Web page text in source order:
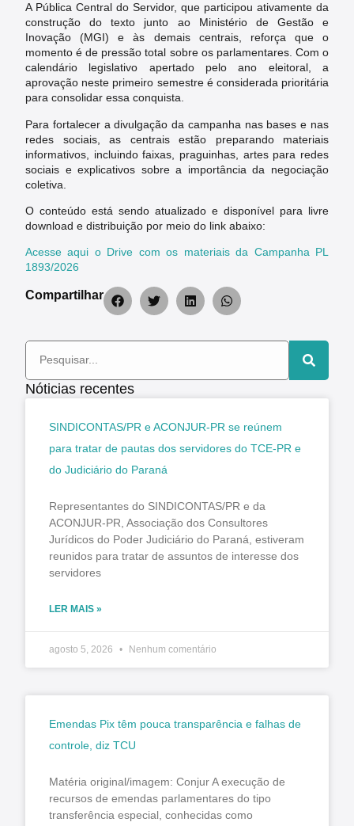
A Pública Central do Servidor, que participou ativamente da
construção do texto junto ao Ministério de Gestão e
Inovação (MGI) e às demais centrais, reforça que o
momento é de pressão total sobre os parlamentares. Com o
calendário legislativo apertado pelo ano eleitoral, a
aprovação neste primeiro semestre é considerada prioritária
para consolidar essa conquista.
Para fortalecer a divulgação da campanha nas bases e nas
redes sociais, as centrais estão preparando materiais
informativos, incluindo faixas, praguinhas, artes para redes
sociais e explicativos sobre a importância da negociação
coletiva.
O conteúdo está sendo atualizado e disponível para livre
download e distribuição por meio do link abaixo:
Acesse aqui o Drive com os materiais da Campanha PL
1893/2026
Compartilhar
Nóticias recentes
SINDICONTAS/PR e ACONJUR-PR se reúnem
para tratar de pautas dos servidores do TCE-PR e
do Judiciário do Paraná
Representantes do SINDICONTAS/PR e da
ACONJUR-PR, Associação dos Consultores
Jurídicos do Poder Judiciário do Paraná, estiveram
reunidos para tratar de assuntos de interesse dos
servidores
LER MAIS »
agosto 5, 2026 Nenhum comentário
Emendas Pix têm pouca transparência e falhas de
controle, diz TCU
Matéria original/imagem: Conjur A execução de
recursos de emendas parlamentares do tipo
transferência especial, conhecidas como